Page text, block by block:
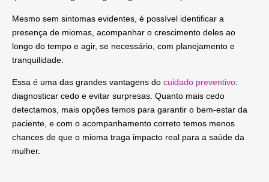
Mesmo sem sintomas evidentes, é possível identificar a
presença de miomas, acompanhar o crescimento deles ao
longo do tempo e agir, se necessário, com planejamento e
tranquilidade.
Essa é uma das grandes vantagens do cuidado preventivo:
diagnosticar cedo e evitar surpresas. Quanto mais cedo
detectamos, mais opções temos para garantir o bem-estar da
paciente, e com o acompanhamento correto temos menos
chances de que o mioma traga impacto real para a saúde da
mulher.